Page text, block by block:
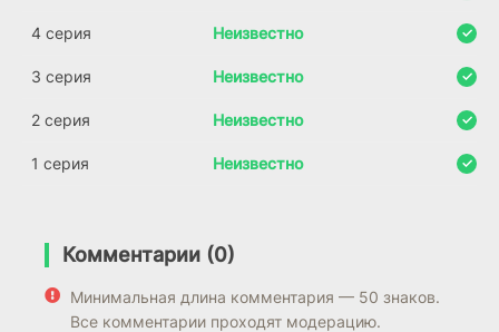
4 серия Неизвестно
3 серия Неизвестно
2 серия Неизвестно
1 серия Неизвестно
Комментарии (0)
Минимальная длина комментария — 50 знаков.
Все комментарии проходят модерацию.